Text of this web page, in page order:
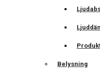
Belysning